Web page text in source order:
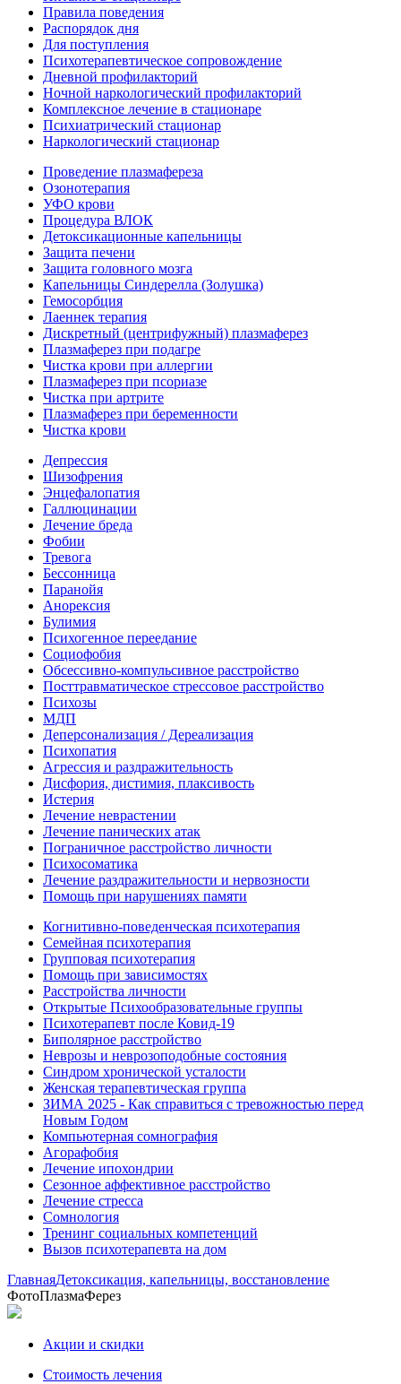
Правила поведения
Распорядок дня
Для поступления
Психотерапевтическое сопровождение
Дневной профилакторий
Ночной наркологический профилакторий
Комплексное лечение в стационаре
Психиатрический стационар
Наркологический стационар
Проведение плазмафереза
Озонотерапия
УФО крови
Процедура ВЛОК
Детоксикационные капельницы
Защита печени
Защита головного мозга
Капельницы Синдерелла (Золушка)
Гемосорбция
Лаеннек терапия
Дискретный (центрифужный) плазмаферез
Плазмаферез при подагре
Чистка крови при аллергии
Плазмаферез при псориазе
Чистка при артрите
Плазмаферез при беременности
Чистка крови
Депрессия
Шизофрения
Энцефалопатия
Галлюцинации
Лечение бреда
Фобии
Тревога
Бессонница
Паранойя
Анорексия
Булимия
Психогенное переедание
Социофобия
Обсессивно-компульсивное расстройство
Посттравматическое стрессовое расстройство
Психозы
МДП
Деперсонализация / Дереализация
Психопатия
Агрессия и раздражительность
Дисфория, дистимия, плаксивость
Истерия
Лечение неврастении
Лечение панических атак
Пограничное расстройство личности
Психосоматика
Лечение раздражительности и нервозности
Помощь при нарушениях памяти
Когнитивно-поведенческая психотерапия
Семейная психотерапия
Групповая психотерапия
Помощь при зависимостях
Расстройства личности
Открытые Психообразовательные группы
Психотерапевт после Ковид-19
Биполярное расстройство
Неврозы и неврозоподобные состояния
Синдром хронической усталости
Женская терапевтическая группа
ЗИМА 2025 - Как справиться с тревожностью перед
Новым Годом
Компьютерная сомнография
Агорафобия
Лечение ипохондрии
Сезонное аффективное расстройство
Лечение стресса
Сомнология
Тренинг социальных компетенций
Вызов психотерапевта на дом
ГлавнаяДетоксикация, капельницы, восстановление
ФотоПлазмаФерез
Акции и скидки
Стоимость лечения